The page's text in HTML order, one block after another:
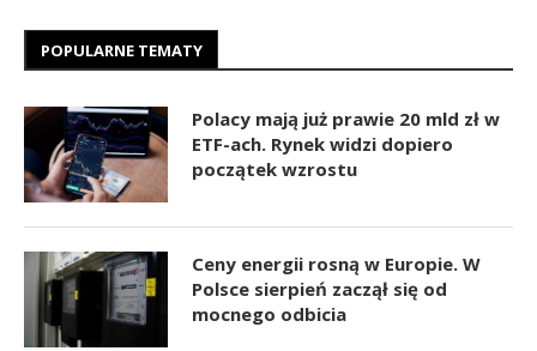
POPULARNE TEMATY
Polacy mają już prawie 20 mld zł w
ETF-ach. Rynek widzi dopiero
początek wzrostu
Ceny energii rosną w Europie. W
Polsce sierpień zaczął się od
mocnego odbicia